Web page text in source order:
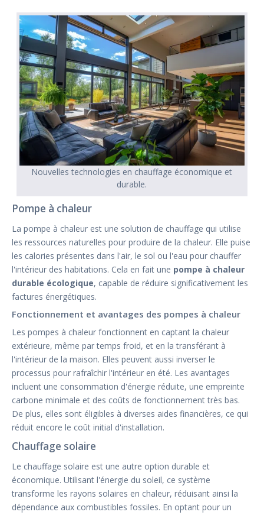
Nouvelles technologies en chauffage économique et
durable.
Pompe à chaleur
La pompe à chaleur est une solution de chauffage qui utilise
les ressources naturelles pour produire de la chaleur. Elle puise
les calories présentes dans l'air, le sol ou l'eau pour chauffer
l'intérieur des habitations. Cela en fait une pompe à chaleur
durable écologique, capable de réduire significativement les
factures énergétiques.
Fonctionnement et avantages des pompes à chaleur
Les pompes à chaleur fonctionnent en captant la chaleur
extérieure, même par temps froid, et en la transférant à
l'intérieur de la maison. Elles peuvent aussi inverser le
processus pour rafraîchir l'intérieur en été. Les avantages
incluent une consommation d'énergie réduite, une empreinte
carbone minimale et des coûts de fonctionnement très bas.
De plus, elles sont éligibles à diverses aides financières, ce qui
réduit encore le coût initial d'installation.
Chauffage solaire
Le chauffage solaire est une autre option durable et
économique. Utilisant l'énergie du soleil, ce système
transforme les rayons solaires en chaleur, réduisant ainsi la
dépendance aux combustibles fossiles. En optant pour un